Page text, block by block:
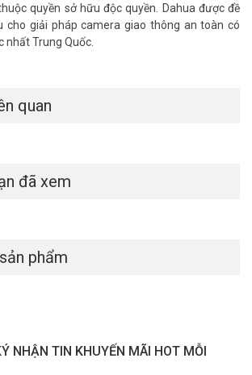
quyền sở hữu độc quyền. Dahua được đề
cho giải pháp camera giao thông an toàn có
Trung Quốc.
quan
đã xem
phẩm
NHẬN TIN KHUYẾN MÃI HOT MỖI